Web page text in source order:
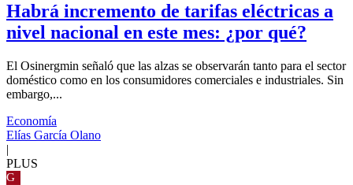
Habrá incremento de tarifas eléctricas a
nivel nacional en este mes: ¿por qué?
El Osinergmin señaló que las alzas se observarán tanto para el sector
doméstico como en los consumidores comerciales e industriales. Sin
embargo,...
Economía
Elías García Olano
|
PLUS
G